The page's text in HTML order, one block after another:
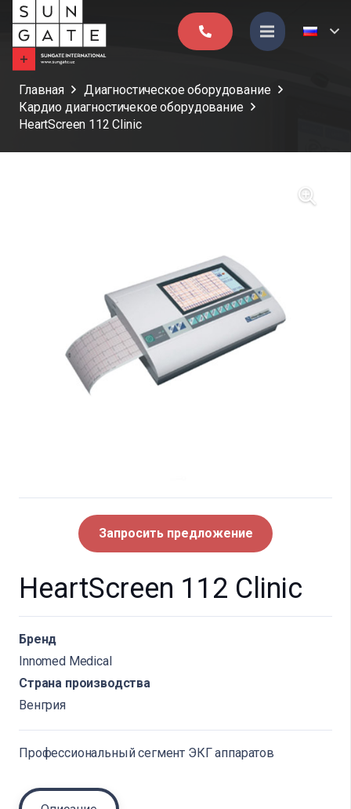
Главная
Диагностическое оборудование
Кардио диагностичекое оборудование
HeartScreen 112 Clinic
Запросить предложение
HeartScreen 112 Clinic
Бренд
Innomed Medical
Страна производства
Венгрия
Профессиональный сегмент ЭКГ аппаратов